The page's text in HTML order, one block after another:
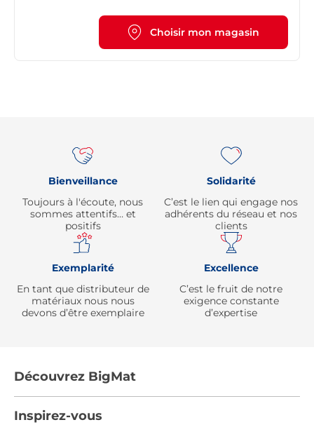
Choisir mon magasin
Bienveillance
Toujours à l'écoute, nous
sommes attentifs… et
positifs
Solidarité
C’est le lien qui engage nos
adhérents du réseau et nos
clients
Exemplarité
En tant que distributeur de
matériaux nous nous
devons d’être exemplaire
Excellence
C’est le fruit de notre
exigence constante
d’expertise
Découvrez BigMat
Inspirez-vous